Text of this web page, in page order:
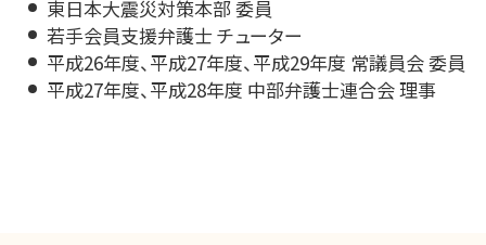
東日本大震災対策本部 委員
若手会員支援弁護士 チューター
平成26年度、平成27年度、平成29年度 常議員会 委員
平成27年度、平成28年度 中部弁護士連合会 理事